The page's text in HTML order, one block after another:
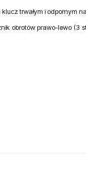
trwałym i odpornym
obrotów prawo-lewo (3